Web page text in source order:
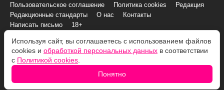
Пользовательское соглашение
Политика cookies
Редакция
Редакционные стандарты
О нас
Контакты
Написать письмо
18+
© 2007–2026 Все права и материалы принадлежат
«ПОПКОРНNEWS»
При копировании информации необходимо соблюдать
Используя сайт, вы соглашаетесь с использованием файлов
cookies и обработкой персональных данных в соответствии
с Политикой cookies
Понятно